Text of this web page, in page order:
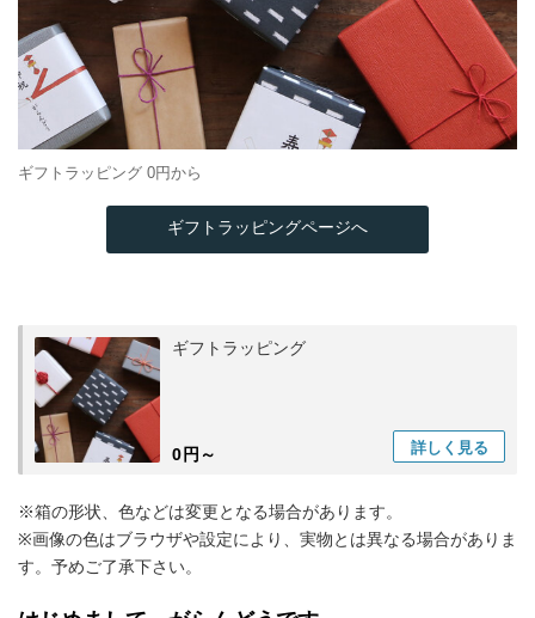
ギフトラッピング 0円から
ギフトラッピングページへ
ギフトラッピング
0円～ 詳しく 見る
※箱の形状、色などは変更となる場合があります。
※画像の色はブラウザや設定により、実物とは異なる場合がありま
す。予めご了承下さい。